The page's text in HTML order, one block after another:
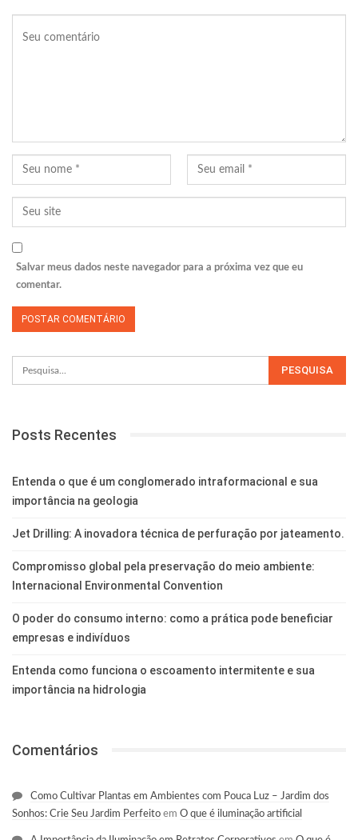
Salvar meus dados neste navegador para a próxima vez que eu
comentar.
Posts Recentes
Entenda o que é um conglomerado intraformacional e sua
importância na geologia
Jet Drilling: A inovadora técnica de perfuração por jateamento.
Compromisso global pela preservação do meio ambiente:
Internacional Environmental Convention
O poder do consumo interno: como a prática pode beneficiar
empresas e indivíduos
Entenda como funciona o escoamento intermitente e sua
importância na hidrologia
Comentários
Como Cultivar Plantas em Ambientes com Pouca Luz – Jardim dos
Sonhos: Crie Seu Jardim Perfeito em O que é iluminação artificial